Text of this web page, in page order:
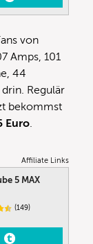
von
Amps, 101
44
Regulär
bekommst
Euro.
Affiliate Links
5 MAX
(149)